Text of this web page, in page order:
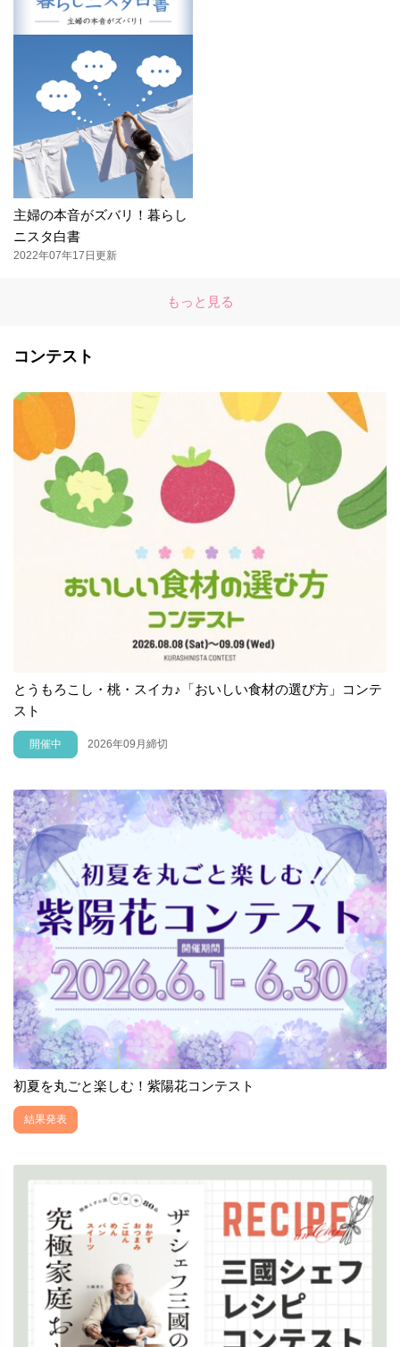
主婦の本音がズバリ！暮らし
ニスタ白書
2022年07年17日更新
もっと見る
コンテスト
とうもろこし・桃・スイカ♪「おいしい食材の選び方」コンテ
スト
開催中 2026年09月締切
初夏を丸ごと楽しむ！紫陽花コンテスト
結果発表